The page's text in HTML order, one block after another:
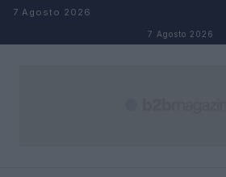
Salta al contenuto
7 Agosto 2026
7 Agosto 2026